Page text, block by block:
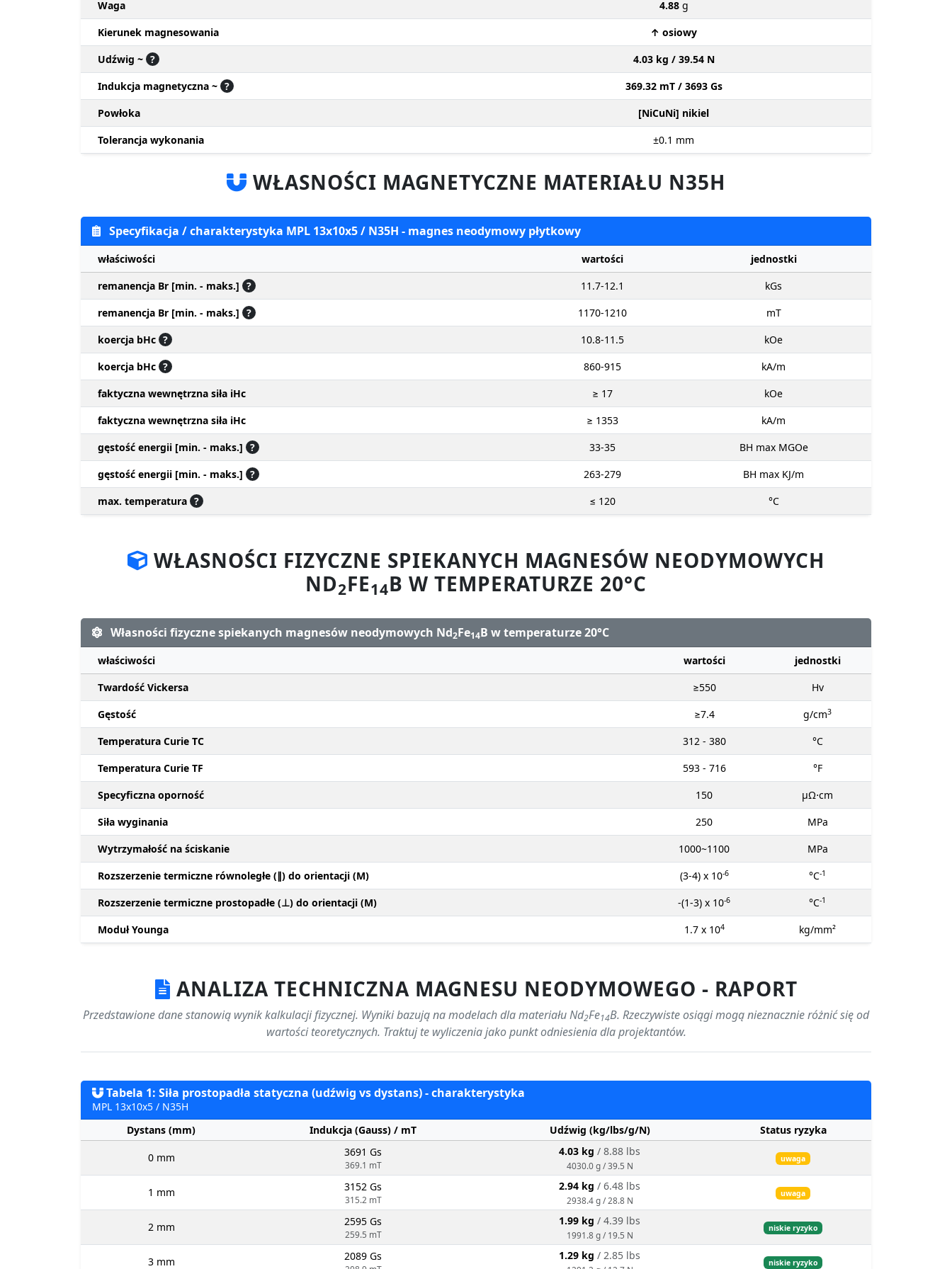
Waga 4.88 g
Kierunek magnesowania
↑ osiowy
Udźwig ~ ?
4.03 kg / 39.54 N
Indukcja magnetyczna ~ ?
369.32 mT / 3693 Gs
Powłoka
[NiCuNi] nikiel
Tolerancja wykonania
±0.1 mm
WŁASNOŚCI MAGNETYCZNE MATERIAŁU N35H
Specyfikacja / charakterystyka MPL 13x10x5 / N35H - magnes neodymowy płytkowy
właściwości wartości
jednostki
remanencja Br [min. - maks.] ? 11.7-12.1
kGs
remanencja Br [min. - maks.] ? 1170-1210
mT
koercja bHc ? 10.8-11.5
kOe
koercja bHc ? 860-915
kA/m
faktyczna wewnętrzna siła iHc
≥ 17
kOe
faktyczna wewnętrzna siła iHc
≥ 1353
kA/m
gęstość energii [min. - maks.] ? 33-35
BH max MGOe
gęstość energii [min. - maks.] ? 263-279
BH max KJ/m
max. temperatura ? ≤ 120 °C
WŁASNOŚCI FIZYCZNE SPIEKANYCH MAGNESÓW NEODYMOWYCH
ND2FE14B W TEMPERATURZE 20°C
Własności fizyczne spiekanych magnesów neodymowych Nd2Fe14B w temperaturze 20°C
właściwości wartości
jednostki
Twardość Vickersa
≥550
Hv
Gęstość
≥7.4 g/cm3
Temperatura Curie TC 312 - 380
°C
Temperatura Curie TF
593 - 716
°F
Specyficzna oporność
150
μΩ⋅cm
Siła wyginania
250
MPa
Wytrzymałość na ściskanie
1000~1100
MPa
Rozszerzenie termiczne równoległe (∥) do orientacji (M)
(3-4) x 10-6 °C-1
Rozszerzenie termiczne prostopadłe (⊥) do orientacji (M) -(1-3) x 10-6 °C-1
Moduł Younga 1.7 x 104 kg/mm²
ANALIZA TECHNICZNA MAGNESU NEODYMOWEGO - RAPORT
Przedstawione dane stanowią wynik kalkulacji fizycznej. Wyniki bazują na modelach dla materiału Nd2Fe14B. Rzeczywiste osiągi mogą nieznacznie różnić się od
wartości teoretycznych. Traktuj te wyliczenia jako punkt odniesienia dla projektantów.
Tabela 1: Siła prostopadła statyczna (udźwig vs dystans) - charakterystyka
MPL 13x10x5 / N35H
Dystans (mm)
Indukcja (Gauss) / mT Udźwig (kg/lbs/g/N) Status ryzyka
0 mm 3691 Gs
369.1 mT
4.03 kg / 8.88 lbs
4030.0 g / 39.5 N
uwaga
1 mm 3152 Gs
315.2 mT
2.94 kg / 6.48 lbs
2938.4 g / 28.8 N
uwaga
2 mm 2595 Gs
259.5 mT
1.99 kg / 4.39 lbs
1991.8 g / 19.5 N
niskie ryzyko
3 mm 2089 Gs 1.29 kg / 2.85 lbs
niskie ryzyko